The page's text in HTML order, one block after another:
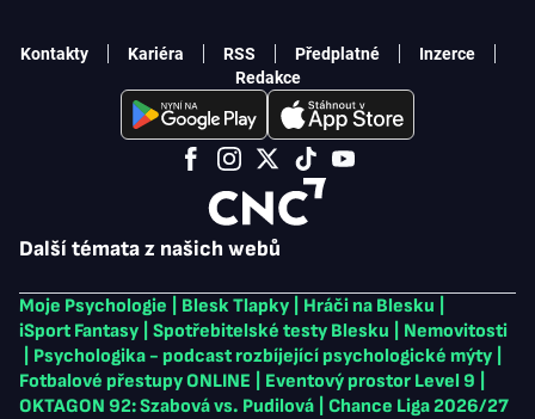
Další témata z našich webů
Moje Psychologie Blesk Tlapky Hráči na Blesku
iSport Fantasy
Spotřebitelské testy Blesku
Nemovitosti
Psychologika - podcast rozbíjející psychologické mýty
Fotbalové přestupy ONLINE
Eventový prostor Level 9
OKTAGON 92: Szabová vs. Pudilová
Chance Liga 2026/27
Kontakty Kariéra RSS Předplatné
Inzerce
Redakce